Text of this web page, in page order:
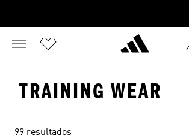
TRAINING WEAR
99 resultados